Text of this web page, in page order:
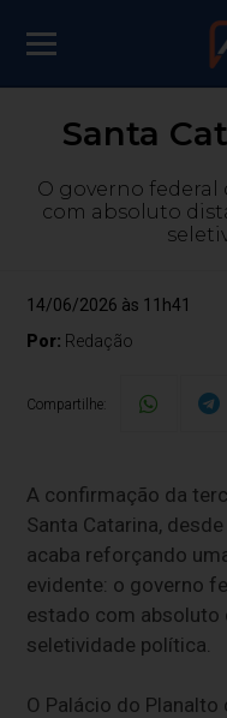
Santa
O governo
com absoluto
14/06/2026 às 11h41
Por: Redação
Compartilhe:
A confirmação da
Santa Catarina,
acaba reforçando
evidente: o governo
estado com
seletividade política.
O Palácio do